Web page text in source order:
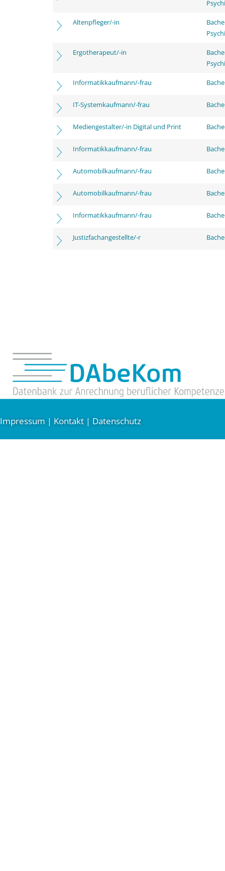
Altenpfleger/-in
Ergotherapeut/-in
Informatikkaufmann/-frau
IT-Systemkaufmann/-frau
Mediengestalter/-in Digital und Print
Informatikkaufmann/-frau
Automobilkaufmann/-frau
Automobilkaufmann/-frau
Informatikkaufmann/-frau
Justizfachangestellte/-r
Impressum | Kontakt | Datenschutz